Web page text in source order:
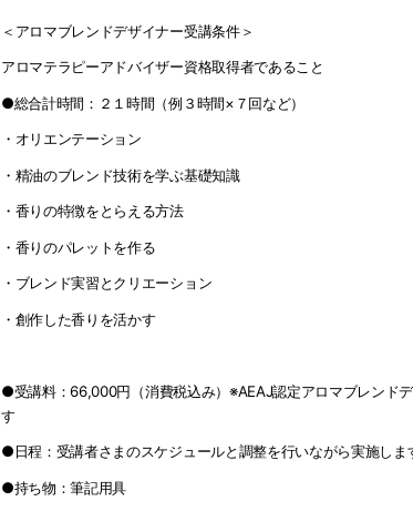
＜アロマブレンドデザイナー受講条件＞
アロマテラピーアドバイザー資格取得者であること
●総合計時間：２１時間（例３時間×７回など）
・オリエンテーション
・精油のブレンド技術を学ぶ基礎知識
・香りの特徴をとらえる方法
・香りのパレットを作る
・ブレンド実習とクリエーション
・創作した香りを活かす
●受講料：66,000円（消費税込み） ※AEAJ認定アロマブレンド
す
●日程：受講者さまのスケジュールと調整を行いながら実施し
●持ち物：筆記用具